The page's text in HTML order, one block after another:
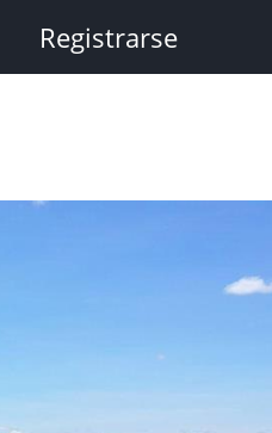
Registrarse